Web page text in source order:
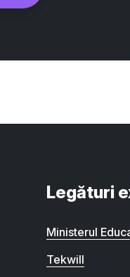
Legături
Ministerul
Tekwill